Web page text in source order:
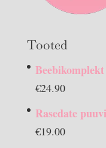
Tooted
€24.90
Rasedate
€19.00